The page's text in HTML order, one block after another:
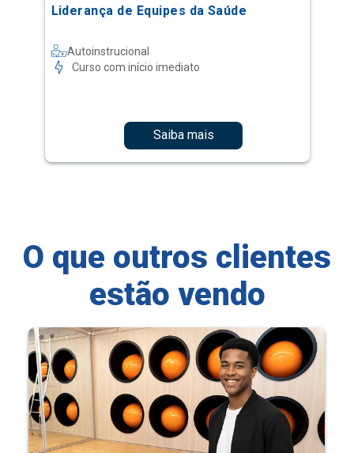
Liderança de Equipes da Saúde
Autoinstrucional
Curso com início imediato
Saiba mais
O que outros clientes
estão vendo